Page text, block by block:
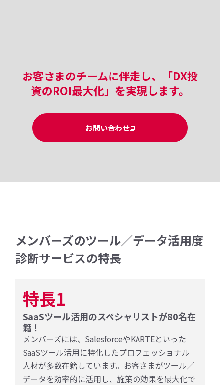
お客さまのチームに伴走し、「DX投
資のROI最大化」を実現します。
お問い合わせ
メンバーズのツール／データ活用度
診断サービスの特長
特長1
SaaSツール活用のスペシャリストが80名在
籍！
メンバーズには、SalesforceやKARTEといった
SaaSツール活用に特化したプロフェッショナル
人材が多数在籍しています。お客さまがツール／
データを効率的に活用し、施策の効果を最大化で